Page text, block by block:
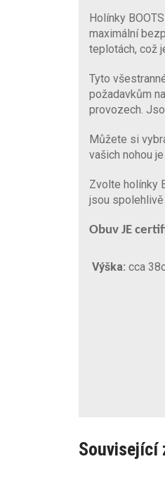
Holínky
maximální
teplotách, což
Tyto
požadavkům
provozech.
Můžete si
vašich nohou
Zvolte holínky
jsou spolehlivě
Obuv JE
Výška: cca
Související